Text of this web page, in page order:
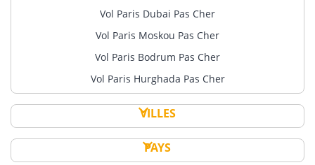
Vol Paris Dubai Pas Cher
Vol Paris Moskou Pas Cher
Vol Paris Bodrum Pas Cher
Vol Paris Hurghada Pas Cher
VILLES
PAYS